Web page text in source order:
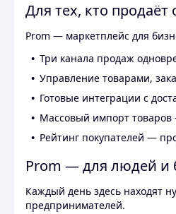
Для тех, кто продаёт
Prom — маркетплейс для
Три канала продаж
Управление товарами,
Готовые интеграции с
Массовый импорт товаров
Рейтинг покупателей —
Prom — для людей и
Каждый день здесь находят
предпринимателей.